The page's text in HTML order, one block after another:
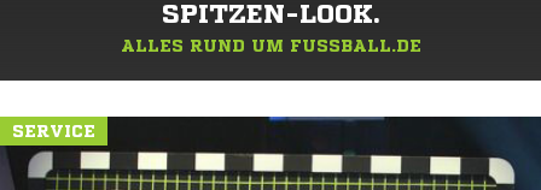
SPITZEN-LOOK.
ALLES RUND UM FUSSBALL.DE
SERVICE